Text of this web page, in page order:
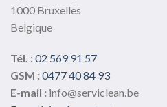
1000 Bruxelles
Belgique
Tél. : 02 569 91 57
GSM : 0477 40 84 93
E-mail : info@serviclean.be